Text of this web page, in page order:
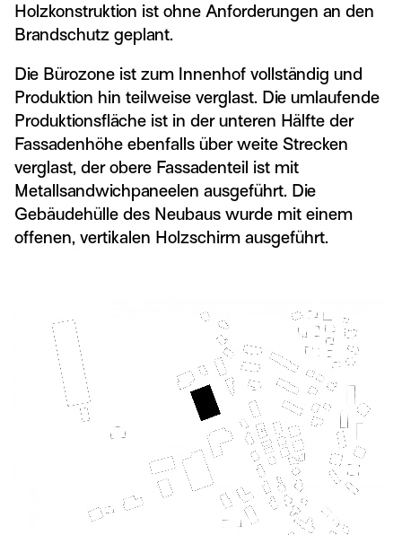
Holzkonstruktion ist ohne Anforderungen an den
Brandschutz geplant.
Die Bürozone ist zum Innenhof vollständig und
Produktion hin teilweise verglast. Die umlaufende
Produktionsfläche ist in der unteren Hälfte der
Fassadenhöhe ebenfalls über weite Strecken
verglast, der obere Fassadenteil ist mit
Metallsandwichpaneelen ausgeführt. Die
Gebäudehülle des Neubaus wurde mit einem
offenen, vertikalen Holzschirm ausgeführt.